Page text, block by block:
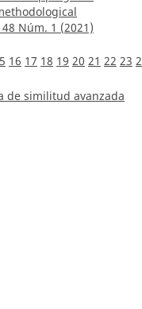
Núm. 1 (2021)
16 17 18 19 20 21 22 23
de similitud avanzada